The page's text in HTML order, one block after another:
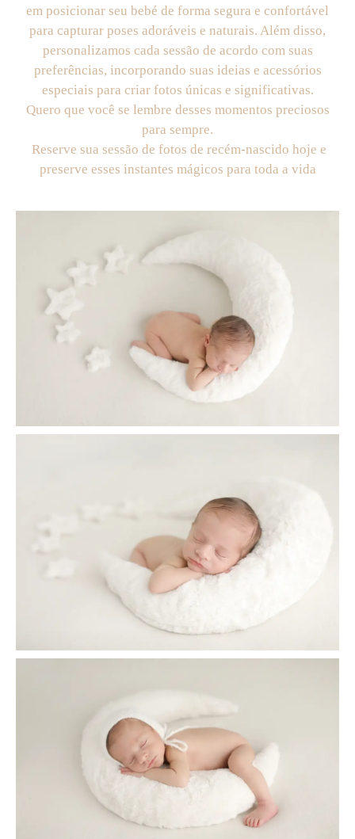
em posicionar seu bebé de forma segura e confortável
para capturar poses adoráveis e naturais. Além disso,
personalizamos cada sessão de acordo com suas
preferências, incorporando suas ideias e acessórios
especiais para criar fotos únicas e significativas.
Quero que você se lembre desses momentos preciosos
para sempre.
Reserve sua sessão de fotos de recém-nascido hoje e
preserve esses instantes mágicos para toda a vida